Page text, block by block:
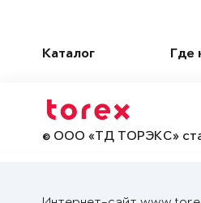
Каталог Где
© ООО «ТД ТОРЭКС»